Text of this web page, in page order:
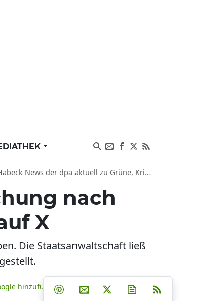
aktuell zu Grüne, Kriminalität, Internet und Partei
nach
X
Die Staatsanwaltschaft ließ
zu Google hinzufügen
hinzufügen Teilen auf Facebook
Teilen auf Whatsapp
Teilen auf Telegram
Teilen auf Pinterest
Per E-Mail teilen
Post auf XNewsletter